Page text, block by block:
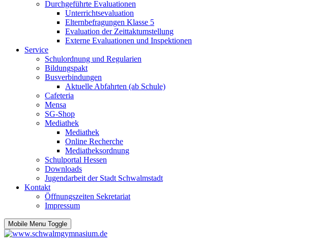
Durchgeführte Evaluationen
Unterrichtsevaluation
Elternbefragungen Klasse 5
Evaluation der Zeittaktumstellung
Externe Evaluationen und Inspektionen
Service
Schulordnung und Regularien
Bildungspakt
Busverbindungen
Aktuelle Abfahrten (ab Schule)
Cafeteria
Mensa
SG-Shop
Mediathek
Mediathek
Online Recherche
Mediatheksordnung
Schulportal Hessen
Downloads
Jugendarbeit der Stadt Schwalmstadt
Kontakt
Öffnungszeiten Sekretariat
Impressum
Mobile Menu Toggle